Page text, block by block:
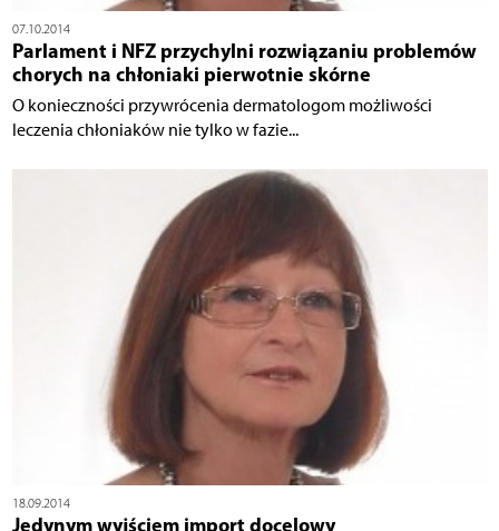
07.10.2014
Parlament i NFZ przychylni rozwiązaniu problemów
chorych na chłoniaki pierwotnie skórne
O konieczności przywrócenia dermatologom możliwości
leczenia chłoniaków nie tylko w fazie...
18.09.2014
Jedynym wyjściem import docelowy